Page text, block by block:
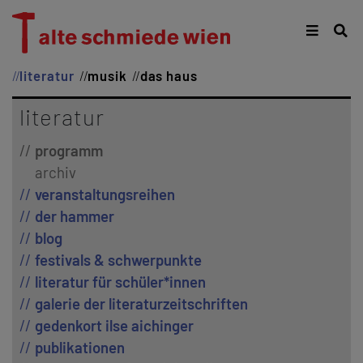
literatur musik das haus
literatur
programm
archiv
veranstaltungsreihen
der hammer
blog
festivals & schwerpunkte
literatur für schüler*innen
galerie der literaturzeitschriften
gedenkort ilse aichinger
publikationen